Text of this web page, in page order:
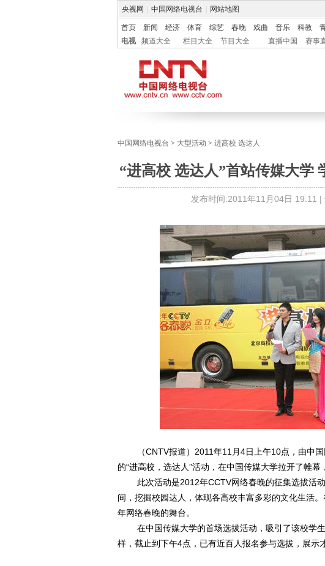
央视网 中国网络电视台 网站地图
首页 新闻 经济 体育 综艺 春晚 戏曲 音乐 科教
电视
频道大全 栏目大全 节目大全 直播中国 赛事
中国网络电视台 > 大型活动 > 进高校 选达人
“进高校 选达人”首站传媒大学
发布时间:2011年11月04日 19:11 |
（CNTV报道）2011年11月4日上午10点，由中国
的“进高校，选达人”活动，在中国传媒大学拉开了帷
此次活动是2012年CCTV网络春晚的征集选拔活动
间，挖掘校园达人，体现各高校丰富多彩的文化生活
年网络春晚的舞台。
在中国传媒大学的首场选拔活动，吸引了该校学生
样，截止到下午4点，已有近百人报名参与选拔，展示